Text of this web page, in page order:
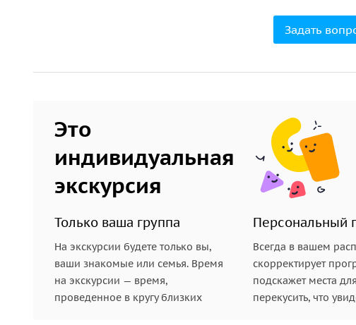
Задать
Это
индивидуальная
экскурсия
Только ваша группа
На экскурсии будете только вы,
ваши знакомые или семья. Время
на экскурсии — время,
проведенное в кругу близких
Персональный
Всегда в вашем
скорректирует
подскажет места
перекусить, что